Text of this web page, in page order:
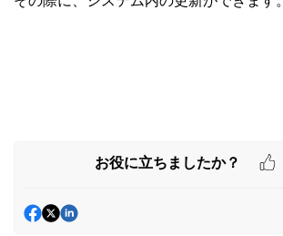
お役に立ちましたか？